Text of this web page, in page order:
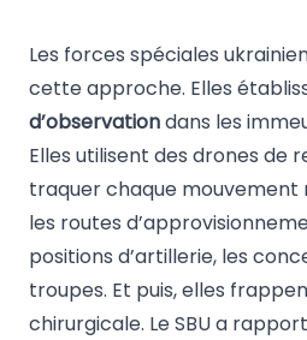
Les forces spéciales
cette approche. Elles
d’observationdans les
Elles utilisent des drones de
traquer chaque mouvement
les routes
positions d’artillerie, les
troupes. Et puis, elles
chirurgicale. Le SBU a